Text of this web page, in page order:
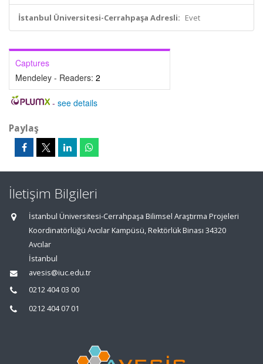
İstanbul Üniversitesi-Cerrahpaşa Adresli: Evet
Captures
Mendeley - Readers: 2
- see details
Paylaş
İletişim Bilgileri
İstanbul Üniversitesi-Cerrahpaşa Bilimsel Araştırma Projeleri
Koordinatörlüğü Avcılar Kampüsü, Rektörlük Binası 34320
Avcılar
İstanbul
avesis@iuc.edu.tr
0212 404 03 00
0212 404 07 01